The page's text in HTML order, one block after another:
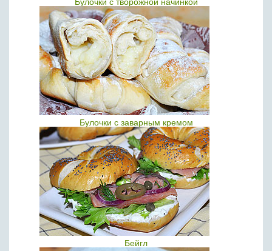
Булочки с заварным кремом
Бейгл